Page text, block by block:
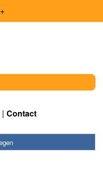
Contact